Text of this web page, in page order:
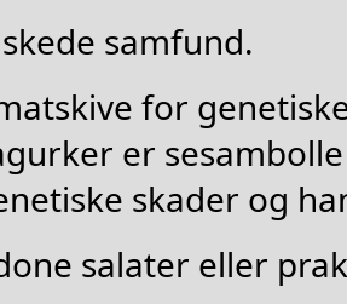
samfund.
for
er
skader og
salater eller